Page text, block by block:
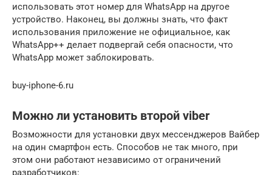
использовать этот номер для WhatsApp на другое
устройство. Наконец, вы должны знать, что факт
использования приложение не официальное, как
WhatsApp++ делает подвергай себя опасности, что
WhatsApp может заблокировать.
buy-iphone-6.ru
Можно ли установить второй viber
Возможности для установки двух мессенджеров Вайбер
на один смартфон есть. Способов не так много, при
этом они работают независимо от ограничений
разработчиков: